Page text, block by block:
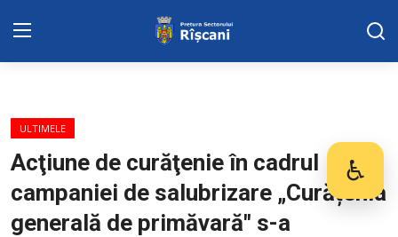
♿
DISPOZITIILE PRETORULUI
Adresa: str. Kiev 3 | tel: +373 (22) 44 10
98 | mail: pretura.riscani@gmail.com
ULTIMELE
Acţiune de curăţenie în cadrul
campaniei de salubrizare „Curățenia
generală de primăvară" s-a